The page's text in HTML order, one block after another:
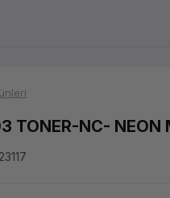
TONER-NC- NEON